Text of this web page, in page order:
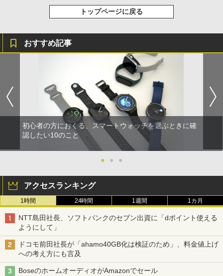
トップページに戻る
おすすめ記事
初心者の方におくる、スマートウォッチを選ぶときに確
認したい10のこと
● ● ●
アクセスランキング
1時間 24時間 1週間 1カ月
NTT島田社長、ソフトバンクのセブン出資に「dポイント使える
ようにして」
ドコモ前田社長が「ahamo40GB化は検証のため」、料金値上げ
への考え方にも言及
BoseのホームオーディオがAmazonでセール